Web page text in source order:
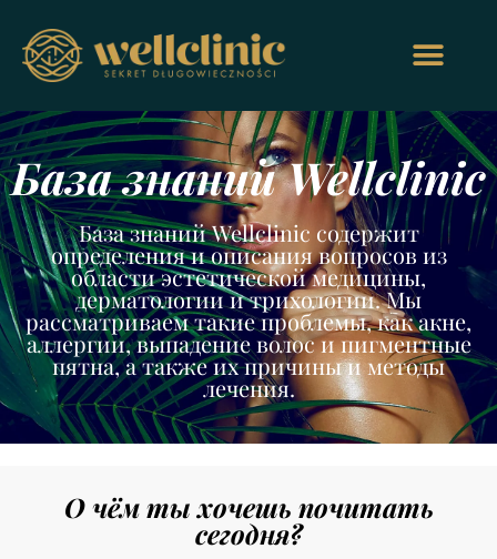
База знаний Wellclinic
База знаний Wellclinic содержит
определения и описания вопросов из
области эстетической медицины,
дерматологии и трихологии. Мы
рассматриваем такие проблемы, как акне,
аллергии, выпадение волос и пигментные
пятна, а также их причины и методы
лечения.
О чём ты хочешь почитать
сегодня?